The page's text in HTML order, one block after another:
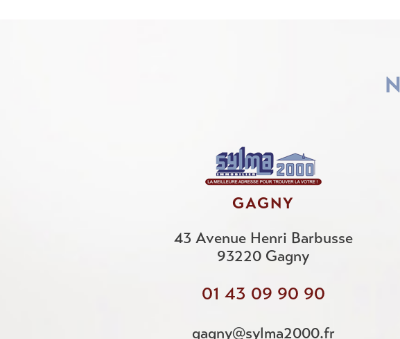
GAGNY
43 Avenue Henri Barbusse
93220 Gagny
01 43 09 90 90
gagny@sylma2000.fr